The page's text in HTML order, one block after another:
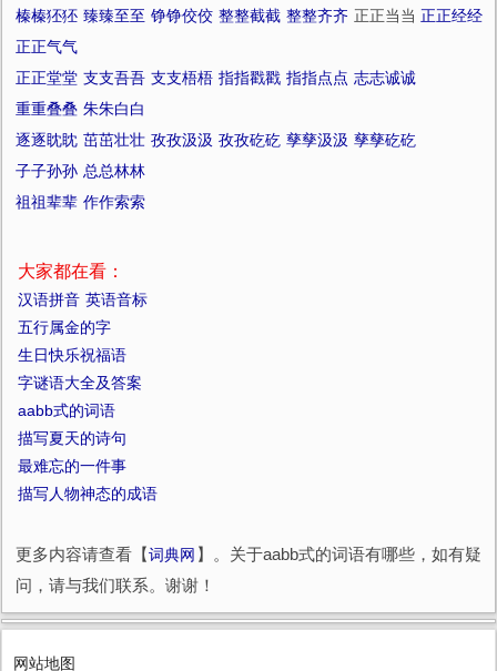
榛榛狉狉 臻臻至至 铮铮佼佼 整整截截 整整齐齐 正正当当 正正经经
正正气气
正正堂堂 支支吾吾 支支梧梧 指指戳戳 指指点点 志志诚诚
重重叠叠 朱朱白白
逐逐眈眈 茁茁壮壮 孜孜汲汲 孜孜矻矻 孳孳汲汲 孳孳矻矻
子子孙孙 总总林林
祖祖辈辈 作作索索
大家都在看：
汉语拼音 英语音标
五行属金的字
生日快乐祝福语
字谜语大全及答案
aabb式的词语
描写夏天的诗句
最难忘的一件事
描写人物神态的成语
更多内容请查看【词典网 】。关于aabb式的词语有哪些，如有疑
问，请与我们联系。谢谢！
网站地图